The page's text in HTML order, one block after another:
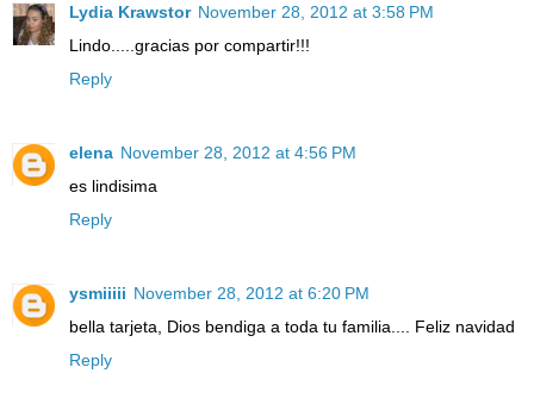
Lydia Krawstor November 28, 2012 at 3:58 PM
Lindo.....gracias por compartir!!!
Reply
elena November 28, 2012 at 4:56 PM
es lindisima
Reply
ysmiiiii November 28, 2012 at 6:20 PM
bella tarjeta, Dios bendiga a toda tu familia.... Feliz navidad
Reply